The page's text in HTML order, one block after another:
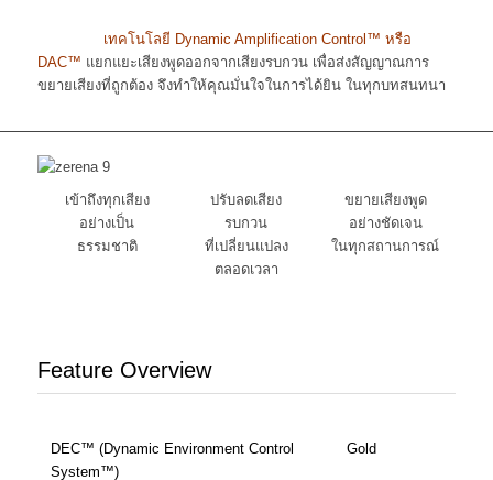
เทคโนโลยี Dynamic Amplification Control™ หรือ
DAC™ แยกแยะเสียงพูดออกจากเสียงรบกวน เพื่อส่งสัญญาณการ
ขยายเสียงที่ถูกต้อง จึงทำให้คุณมั่นใจในการได้ยิน ในทุกบทสนทนา
เข้าถึงทุกเสียง
อย่างเป็น
ธรรมชาติ
ปรับลดเสียง
รบกวน
ที่เปลี่ยนแปลง
ตลอดเวลา
ขยายเสียงพูด
อย่างชัดเจน
ในทุกสถานการณ์
Feature Overview
DEC™ (Dynamic Environment Control
System™)
Gold